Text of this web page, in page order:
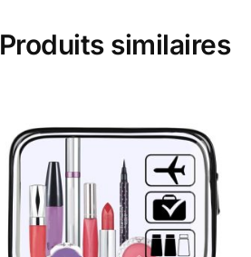
Produits similaires